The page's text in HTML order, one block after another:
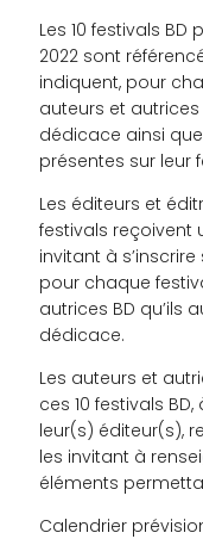
Les 10 festivals
2022 sont
indiquent, pour
auteurs et
dédicace ainsi
présentes sur leur
Les éditeurs et
festivals reçoivent
invitant à
pour chaque
autrices BD qu’ils
dédicace.
Les auteurs et
ces 10 festivals
leur(s) éditeur(s),
les invitant à
éléments
Calendrier